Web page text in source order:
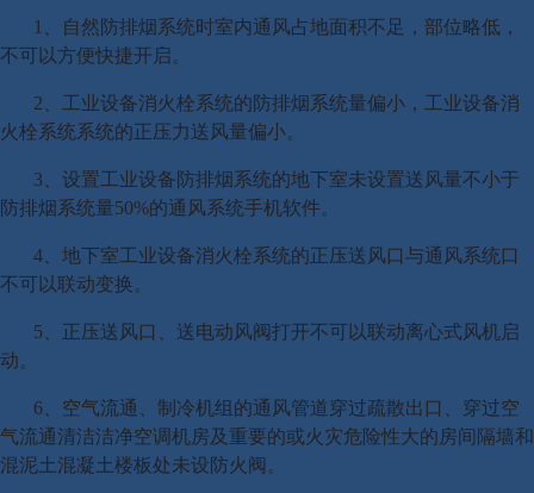
1、自然防排烟系统时室内通风占地面积不足，部位略低，
不可以方便快捷开启。
2、工业设备消火栓系统的防排烟系统量偏小，工业设备消
火栓系统系统的正压力送风量偏小。
3、设置工业设备防排烟系统的地下室未设置送风量不小于
防排烟系统量50%的通风系统手机软件。
4、地下室工业设备消火栓系统的正压送风口与通风系统口
不可以联动变换。
5、正压送风口、送电动风阀打开不可以联动离心式风机启
动。
6、空气流通、制冷机组的通风管道穿过疏散出口、穿过空
气流通清洁洁净空调机房及重要的或火灾危险性大的房间隔墙和
混泥土混凝土楼板处未设防火阀。